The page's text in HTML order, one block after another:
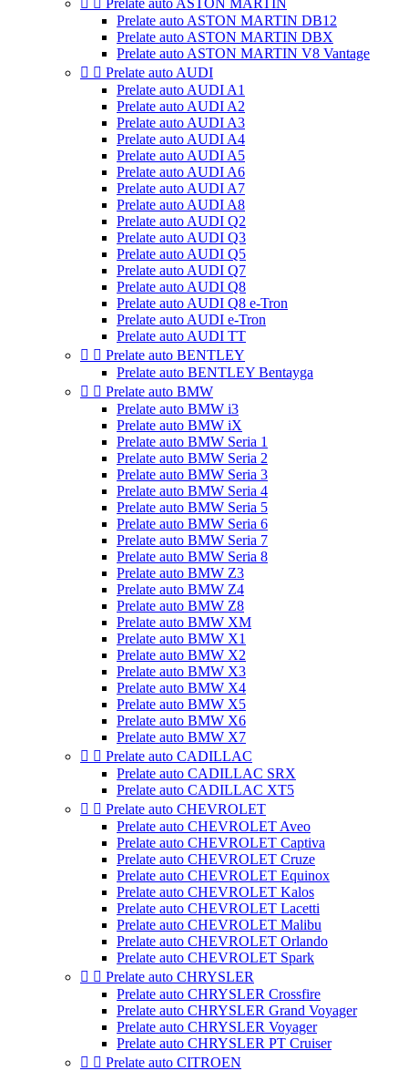
  Prelate auto ASTON MARTIN
Prelate auto ASTON MARTIN DB12
Prelate auto ASTON MARTIN DBX
Prelate auto ASTON MARTIN V8 Vantage
  Prelate auto AUDI
Prelate auto AUDI A1
Prelate auto AUDI A2
Prelate auto AUDI A3
Prelate auto AUDI A4
Prelate auto AUDI A5
Prelate auto AUDI A6
Prelate auto AUDI A7
Prelate auto AUDI A8
Prelate auto AUDI Q2
Prelate auto AUDI Q3
Prelate auto AUDI Q5
Prelate auto AUDI Q7
Prelate auto AUDI Q8
Prelate auto AUDI Q8 e-Tron
Prelate auto AUDI e-Tron
Prelate auto AUDI TT
  Prelate auto BENTLEY
Prelate auto BENTLEY Bentayga
  Prelate auto BMW
Prelate auto BMW i3
Prelate auto BMW iX
Prelate auto BMW Seria 1
Prelate auto BMW Seria 2
Prelate auto BMW Seria 3
Prelate auto BMW Seria 4
Prelate auto BMW Seria 5
Prelate auto BMW Seria 6
Prelate auto BMW Seria 7
Prelate auto BMW Seria 8
Prelate auto BMW Z3
Prelate auto BMW Z4
Prelate auto BMW Z8
Prelate auto BMW XM
Prelate auto BMW X1
Prelate auto BMW X2
Prelate auto BMW X3
Prelate auto BMW X4
Prelate auto BMW X5
Prelate auto BMW X6
Prelate auto BMW X7
  Prelate auto CADILLAC
Prelate auto CADILLAC SRX
Prelate auto CADILLAC XT5
  Prelate auto CHEVROLET
Prelate auto CHEVROLET Aveo
Prelate auto CHEVROLET Captiva
Prelate auto CHEVROLET Cruze
Prelate auto CHEVROLET Equinox
Prelate auto CHEVROLET Kalos
Prelate auto CHEVROLET Lacetti
Prelate auto CHEVROLET Malibu
Prelate auto CHEVROLET Orlando
Prelate auto CHEVROLET Spark
  Prelate auto CHRYSLER
Prelate auto CHRYSLER Crossfire
Prelate auto CHRYSLER Grand Voyager
Prelate auto CHRYSLER Voyager
Prelate auto CHRYSLER PT Cruiser
  Prelate auto CITROEN